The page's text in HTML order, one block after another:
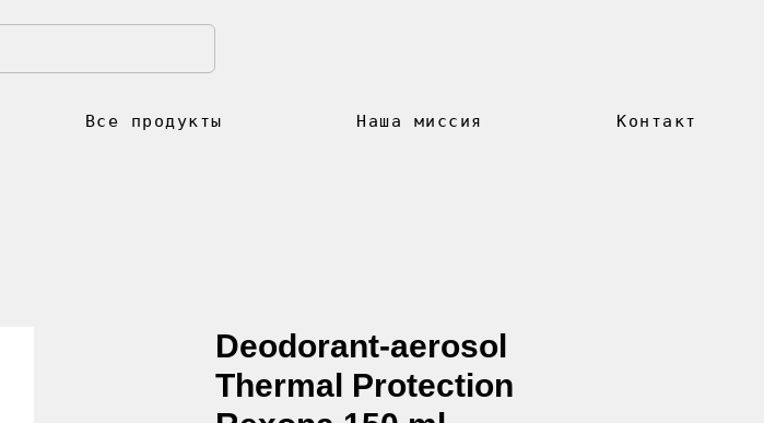
Все продукты Наша миссия Контакт
Deodorant-aerosol
Thermal Protection